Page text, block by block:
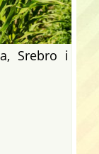
Srebro i